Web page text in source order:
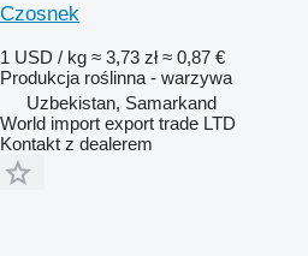
Czosnek
1 USD / kg ≈ 3,73 zł ≈ 0,87 €
Produkcja roślinna - warzywa
Uzbekistan, Samarkand
World import export trade LTD
Kontakt z dealerem